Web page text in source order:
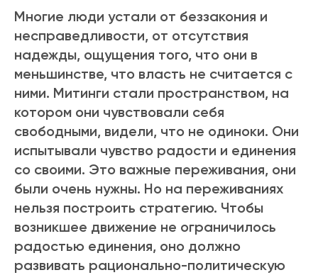
Многие люди устали от беззакония и
несправедливости, от отсутствия
надежды, ощущения того, что они в
меньшинстве, что власть не считается с
ними. Митинги стали пространством, на
котором они чувствовали себя
свободными, видели, что не одиноки. Они
испытывали чувство радости и единения
со своими. Это важные переживания, они
были очень нужны. Но на переживаниях
нельзя построить стратегию. Чтобы
возникшее движение не ограничилось
радостью единения, оно должно
развивать рационально-политическую